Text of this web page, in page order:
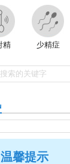
精 少精症
温馨提示